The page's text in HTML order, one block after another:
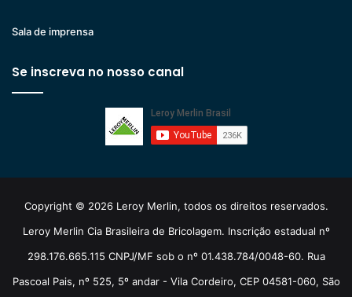
Sala de imprensa
Se inscreva no nosso canal
Copyright © 2026 Leroy Merlin, todos os direitos reservados.
Leroy Merlin Cia Brasileira de Bricolagem. Inscrição estadual nº
298.176.665.115 CNPJ/MF sob o nº 01.438.784/0048-60. Rua
Pascoal Pais, nº 525, 5º andar - Vila Cordeiro, CEP 04581-060, São